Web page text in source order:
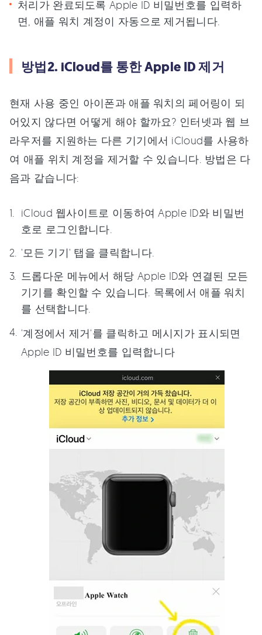
처리가 완료되도록 Apple ID 비밀번호를 입력하
면, 애플 워치 계정이 자동으로 제거됩니다.
방법2. iCloud를 통한 Apple ID 제거
현재 사용 중인 아이폰과 애플 워치의 페어링이 되
어있지 않다면 어떻게 해야 할까요? 인터넷과 웹 브
라우저를 지원하는 다른 기기에서 iCloud를 사용하
여 애플 위치 계정을 제거할 수 있습니다. 방법은 다
음과 같습니다:
iCloud 웹사이트로 이동하여 Apple ID와 비밀번
호로 로그인합니다.
'모든 기기' 탭을 클릭합니다.
드롭다운 메뉴에서 해당 Apple ID와 연결된 모든
기기를 확인할 수 있습니다. 목록에서 애플 워치
를 선택합니다.
'계정에서 제거'를 클릭하고 메시지가 표시되면
Apple ID 비밀번호를 입력합니다